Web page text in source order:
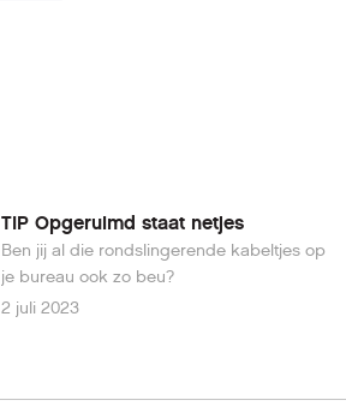
TIP Opgeruimd staat netjes
Ben jij al die rondslingerende kabeltjes op
je bureau ook zo beu?
2 juli 2023